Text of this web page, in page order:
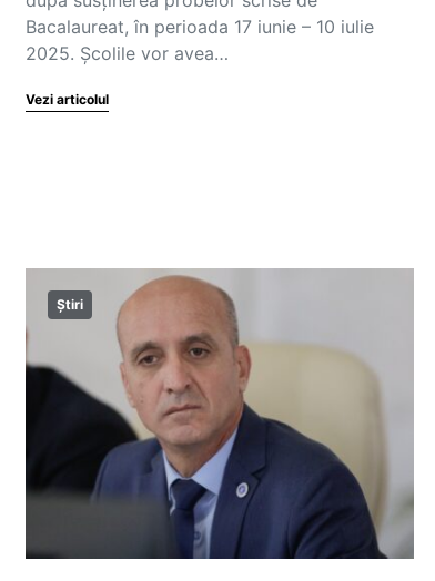
Bacalaureat, în perioada 17 iunie – 10 iulie
2025. Școlile vor avea…
Vezi articolul
Știri